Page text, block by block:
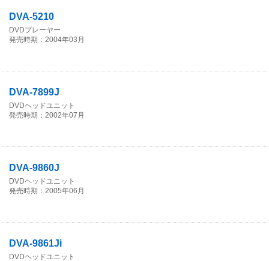
DVA-5210
DVDプレーヤー
発売時期：2004年03月
DVA-7899J
DVDヘッドユニット
発売時期：2002年07月
DVA-9860J
DVDヘッドユニット
発売時期：2005年06月
DVA-9861Ji
DVDヘッドユニット